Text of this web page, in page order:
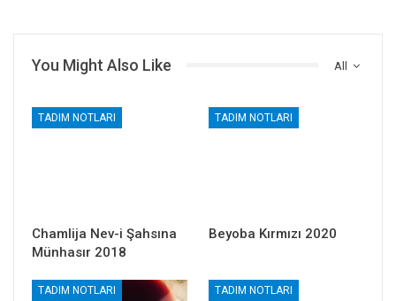
All
You Might Also Like
TADIM NOTLARI
Chamlija Nev-i Şahsına
Münhasır 2018
TADIM NOTLARI
Beyoba Kırmızı 2020
TADIM NOTLARI TADIM NOTLARI